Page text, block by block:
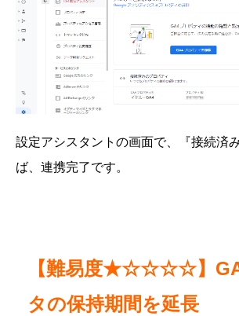
設定アシスタントの画面で、『接続済
ば、連携完了です。
【難易度★☆☆☆☆】
タの保持期間を延長